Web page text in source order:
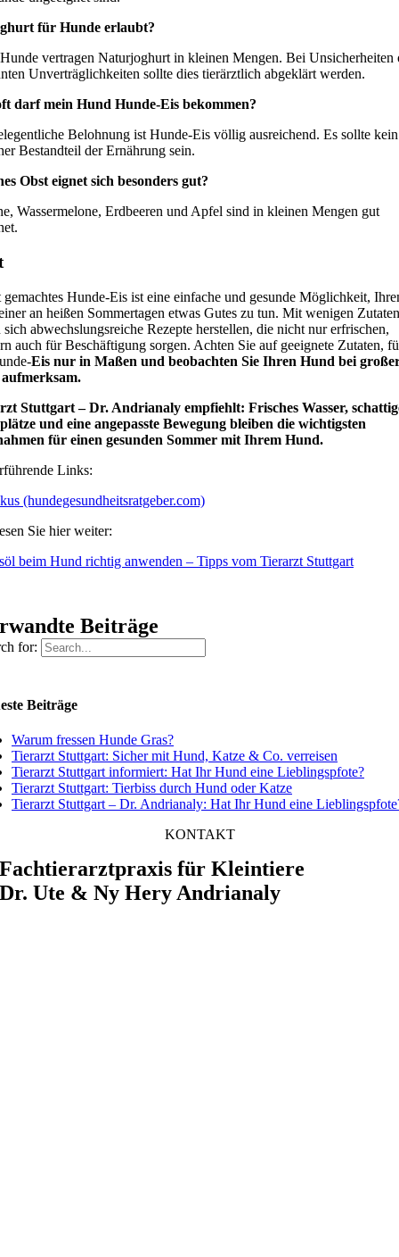
für Hunde erlaubt?
vertragen Naturjoghurt in kleinen Mengen. Bei Unsicherheiten
Unverträglichkeiten sollte dies tierärztlich abgeklärt werden.
darf mein Hund Hunde-Eis bekommen?
Belohnung ist Hunde-Eis völlig ausreichend. Es sollte kein
Bestandteil der Ernährung sein.
Obst eignet sich besonders gut?
Wassermelone, Erdbeeren und Apfel sind in kleinen Mengen gut
gemachtes Hunde-Eis ist eine einfache und gesunde Möglichkeit,
an heißen Sommertagen etwas Gutes zu tun. Mit wenigen Zutaten
sich abwechslungsreiche Rezepte herstellen, die nicht nur erfrischen,
auch für Beschäftigung sorgen. Achten Sie auf geeignete Zutaten,
Eis nur in Maßen und beobachten Sie Ihren Hund bei
Stuttgart – Dr. Andrianaly empfiehlt: Frisches Wasser,
und eine angepasste Bewegung bleiben die wichtigsten
für einen gesunden Sommer mit Ihrem Hund.
Links:
(hundegesundheitsratgeber.com)
Sie hier weiter:
beim Hund richtig anwenden – Tipps vom Tierarzt Stuttgart
Beiträge
for:
Beiträge
Warum fressen Hunde Gras?
Tierarzt Stuttgart: Sicher mit Hund, Katze & Co. verreisen
Tierarzt Stuttgart informiert: Hat Ihr Hund eine Lieblingspfote?
Tierarzt Stuttgart: Tierbiss durch Hund oder Katze
Tierarzt Stuttgart – Dr. Andrianaly: Hat Ihr Hund eine
KONTAKT
Fachtierarztpraxis für Kleintiere
Dr. Ute & Ny Hery Andrianaly